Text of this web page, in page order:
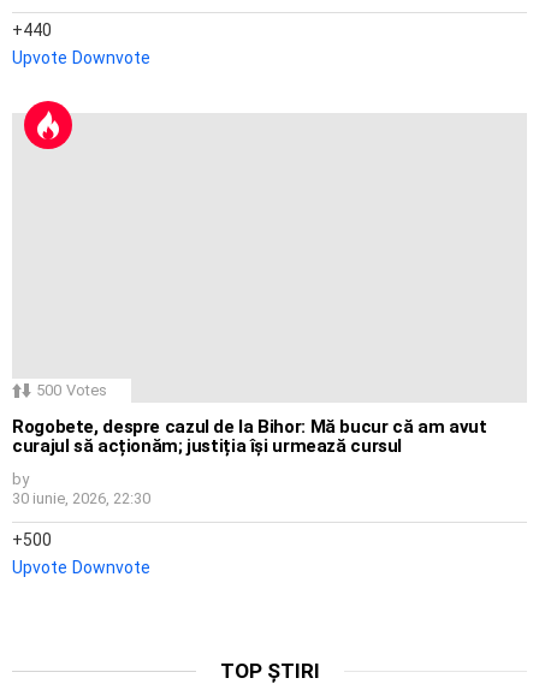
440
Upvote Downvote
500 Votes
Rogobete, despre cazul de la Bihor: Mă bucur că am avut
curajul să acționăm; justiția își urmează cursul
by
30 iunie, 2026, 22:30
500
Upvote Downvote
TOP ȘTIRI